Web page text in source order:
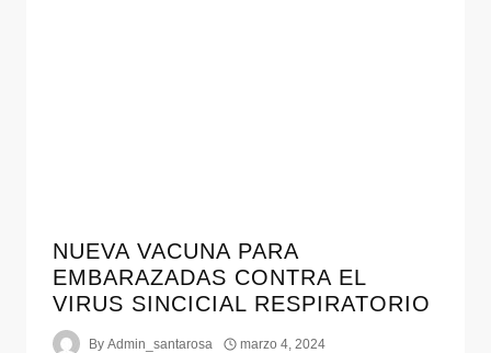
NUEVA VACUNA PARA
EMBARAZADAS CONTRA EL
VIRUS SINCICIAL RESPIRATORIO
By Admin_santarosa marzo 4, 2024